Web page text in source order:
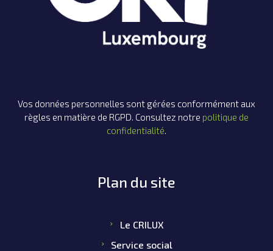
Vos données personnelles sont gérées conformément aux
règles en matière de RGPD. Consultez notre politique de
confidentialité.
Plan du site
Le CRILUX
Service social